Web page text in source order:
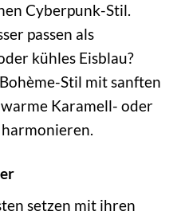
Cyberpunk-Stil.
passen als
kühles Eisblau?
Stil mit sanften
Karamell- oder
setzen mit ihren